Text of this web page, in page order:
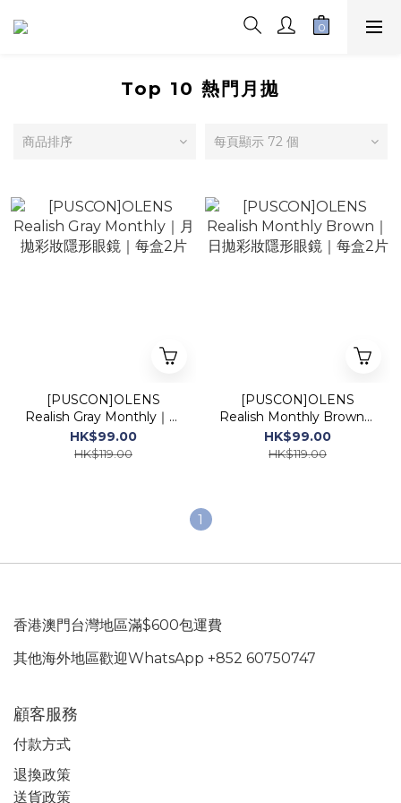
Top 10 熱門月拋
商品排序 每頁顯示 72 個
[PUSCON]OLENS
Realish Gray Monthly｜月
拋彩妝隱形眼鏡｜每盒2片
HK$99.00
HK$119.00
[PUSCON]OLENS
Realish Monthly Brown｜
日拋彩妝隱形眼鏡｜每盒2片
HK$99.00
HK$119.00
1
香港澳門台灣地區滿$600包運費
其他海外地區歡迎WhatsApp +852 60750747
顧客服務
付款方式
退換政策
送貨政策